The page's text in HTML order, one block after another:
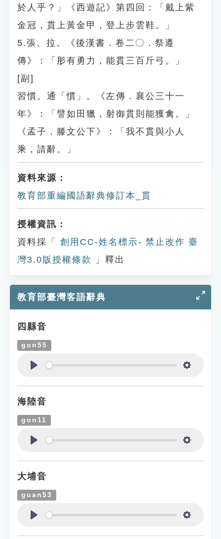
於人乎？」《西遊記》第四回：「戴上紫
金冠，貫上黃金甲，登上步雲鞋。」
5.張、拉。《後漢書．卷二〇．祭遵
傳》：「肜有勇力，能貫三百斤弓。」
[副]
習慣。通「慣」。《左傳．襄公三十一
年》：「譬如田獵，射御貫則能獲禽。」
《孟子．滕文公下》：「我不貫與小人
乘，請辭。」
資料來源：
教育部重編國語辭典修訂本_貫
授權資訊：
資料採「
創用CC-姓名標示- 禁止改作 臺
灣3.0版授權條款
」釋出
教育部臺灣客語辭典
四縣音
gon55
海陸音
gon11
大埔音
guan53